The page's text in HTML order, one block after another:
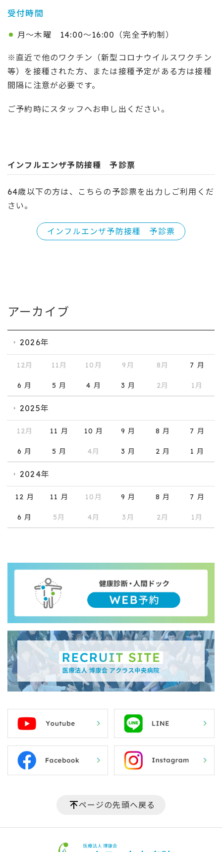
受付時間
月～木曜 14:00～16:00（完全予約制）
※直近で他のワクチン（新型コロナウイルスワクチン
等）を接種された方、または接種予定がある方は接種
間隔に注意が必要です。
ご予約時にスタッフへお申し出ください。
インフルエンザ予防接種 予診票
64歳以下の方は、こちらの予診票を出力しご利用くだ
さい。
インフルエンザ予防接種 予診票
アーカイブ
2026年
12月 11月 10月 9月 8月 7 月
6 月 5 月 4 月 3 月 2月 1月
2025年
12月 11 月 10 月 9 月 8 月 7 月
6 月 5 月 4月 3 月 2 月 1 月
2024年
12 月 11 月 10月 9 月 8 月 7 月
6 月 5月 4月 3月 2月 1月
ページの先頭へ戻る